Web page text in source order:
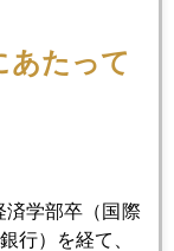
あたって
済学部卒（国際
行）を経て、